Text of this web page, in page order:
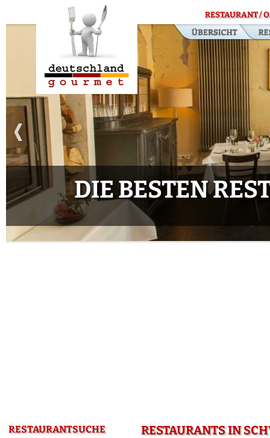
RESTAURANT /
DIE BESTEN
RESTAURANTSUCHE RESTAURANTS IN